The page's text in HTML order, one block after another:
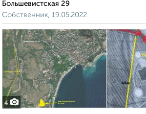
Большевистская 29
Собственник, 19.05.2022
4